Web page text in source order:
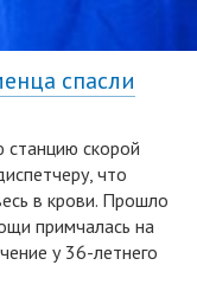
спасли
станцию скорой
что
в крови. Прошло
примчалась на
у 36-летнего